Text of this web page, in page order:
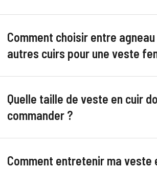
Comment choisir entre
autres cuirs pour une veste
Quelle taille de veste en cuir
commander ?
Comment entretenir ma veste